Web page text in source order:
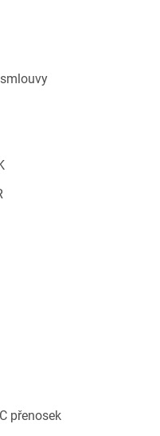
přenosek